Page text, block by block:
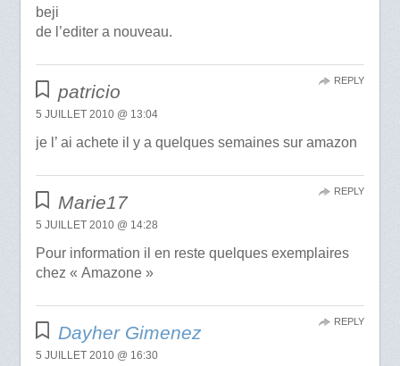
beji
de l’editer a nouveau.
patricio
5 JUILLET 2010 @ 13:04
je l’ ai achete il y a quelques semaines sur amazon
REPLY
Marie17
5 JUILLET 2010 @ 14:28
Pour information il en reste quelques exemplaires
chez « Amazone »
REPLY
Dayher Gimenez
5 JUILLET 2010 @ 16:30
REPLY